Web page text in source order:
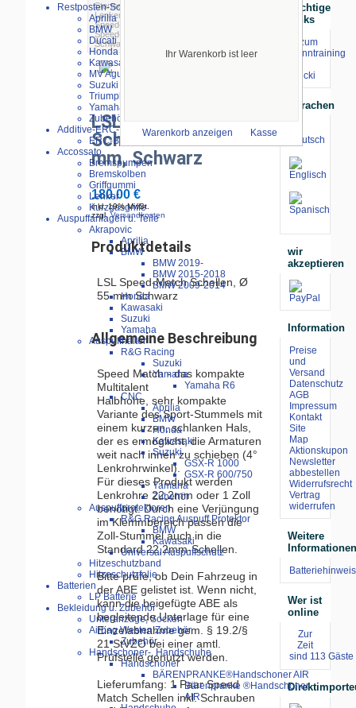
Ihr Warenkorb ist leer
Warenkorb anzeigen Kasse
Restposten-Sonderverkauf
Aprilia
BMW
Ducati
Honda
Kawasaki
MV Agusta
Suzuki
Triumph
Yamaha
Zubehör
Additive-ERC-Bike
ERC-Bike Additive
Accossato
Bremspumpen
Bremskolben
Griffgummi
Lenker
Kurzgasgriffe
Auspuffanlagen u. Teile
Akrapovic
Aprilia
BMW
BMW 2019-
BMW 2015-2018
BMW 2009-2014
Honda
Kawasaki
Suzuki
Yamaha
Auspuffhalter
R&G Racing
Suzuki
Yamaha
Yamaha R6
CNC
Aprilia
BMW
Honda
Kawasaki
Suzuki
GSX-R 1000
GSX-R 600/750
Yamaha
Zubehör
Auspuffprotektoren
R&G Racing Auspuff Protektor
BMW
Kawasaki
Universal Auspuffschutz
Hitzeschutzband
Hitzeschutzfolie
Batterien
LP Batterie
Bekleidung u. Zubehör
Unteranzüge, Socken
Airbag Westen Zubehör
Zubehör
Handschoner-, Handschuhe
Handschoner
BÄRENPRANKE®Handschoner AIR
Bärenpranke ®Handschoner
AIR
Startseite
Lenker
Speed-Match Schellen Schwarz
Speed-Matsch Schellen erhöht 55 mm,
Schwarz
LSL Speed-Matsch
Schellen erhöht 55
mm, Schwarz
180.00 €
inkl. 19% MwSt.
zzgl.Versandkosten
Produktdetails
LSL Speed-Match Schellen, Ø
55 mm Schwarz
Allgemeine Beschreibung
Speed Match - das kompakte
Multitalent
Halbhohe, sehr kompakte
Variante des Sport-Stummels mit
einem kurzen, schlanken Hals,
der es ermöglicht, die Armaturen
weit nach innen zu schieben (4°
Lenkrohrwinkel).
Für dieses Produkt werden
Lenkrohre 22,2mm oder 1 Zoll
benötigt. Durch eine Verjüngung
im Klemmbereich passen die
Zoll-Stummel auch in die
Standard 22,2mm-Schellen.
Bitte prüfe, ob Dein Fahrzeug in
der ABE gelistet ist. Wenn nicht,
kann die beigefügte ABE als
begleitende Unterlage für eine
Einzelabnahme gem. § 19.2/§
21 StVZO bei einer amtl.
Prüfstelle genutzt werden.
Lieferumfang: 1 Paar Speed
Match Schellen inkl. Schrauben
Wichtige
Links
⇒ zum
Renntraining
Stecki
Sprachen
wir
akzeptieren
Information
Preise
und
Versand
Datenschutz
AGB
Impressum
Kontakt
Site
Map
Aktionskupon
Newsletter
abbestellen
Widerrufsrecht
Vertrag
widerrufen
Weitere
Batteriehinweis
Wer ist
online
Zur
Zeit
sind 113